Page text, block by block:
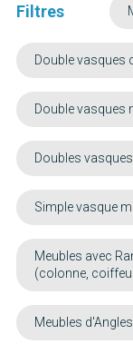
Filtres
Double vasques
Double vasques
Doubles
Simple vasque
Meubles avec
(colonne,
Meubles